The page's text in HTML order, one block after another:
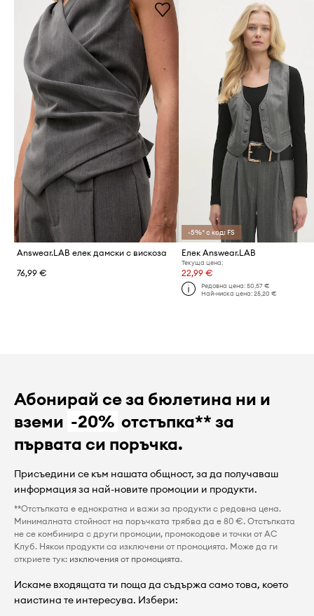
Answear.LAB елек дамски с вискоза
76,99 €
-5%* с код: FS
Елек Answear.LAB
Текуща цена:
22,99 €
Редовна цена: 50,57 €
Най-ниска цена: 25,20 €
Абонирай се за бюлетина ни и
вземи -20% отстъпка** за
първата си поръчка.
Присъедини се към нашата общност, за да получаваш
информация за най-новите промоции и продукти.
**Отстъпката е еднократна и важи за продукти с редовна цена.
Минималната стойност на поръчката трябва да е 80 €. Отстъпката
не се комбинира с други промоции, промокодове и точки от AC
Клуб. Някои продукти са изключени от промоцията. Може да ги
откриете тук: изключения от промоцията.
Искаме входящата ти поща да съдържа само това, което
наистина те интересува. Избери: